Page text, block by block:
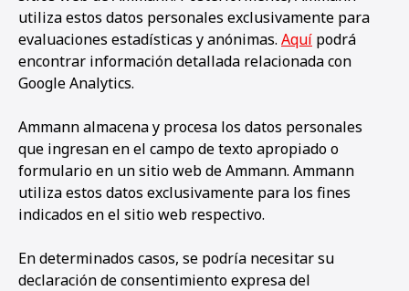
utiliza estos datos personales exclusivamente para
evaluaciones estadísticas y anónimas. Aquí podrá
encontrar información detallada relacionada con
Google Analytics.
Ammann almacena y procesa los datos personales
que ingresan en el campo de texto apropiado o
formulario en un sitio web de Ammann. Ammann
utiliza estos datos exclusivamente para los fines
indicados en el sitio web respectivo.
En determinados casos, se podría necesitar su
declaración de consentimiento expresa del